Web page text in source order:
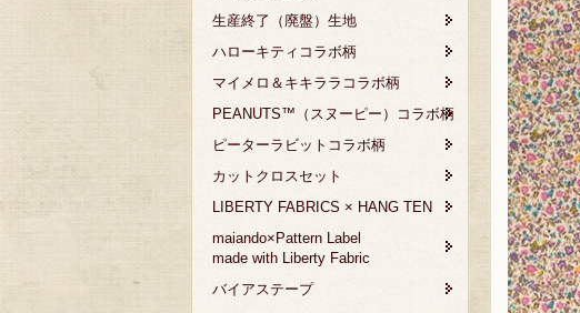
生産終了（廃盤）生地
ハローキティコラボ柄
マイメロ＆キキララコラボ柄
PEANUTS™（スヌーピー）コラボ柄
ピーターラビットコラボ柄
カットクロスセット
LIBERTY FABRICS × HANG TEN
maiando×Pattern Label
made with Liberty Fabric
バイアステープ